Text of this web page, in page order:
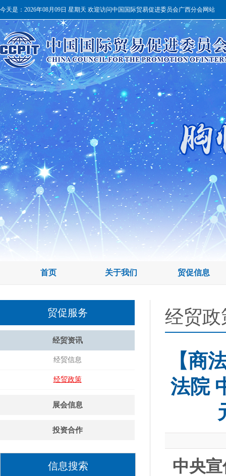
今天是： 2026年08月09日 星期天 欢迎访问中国国际贸易促进委员会广西分会网站
首页 关于我们 贸促信息
贸促服务
经贸资讯
经贸信息
经贸政策
展会信息
投资合作
信息搜索
经贸政
【商
法院
中央